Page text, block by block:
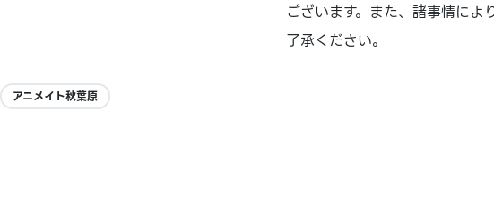
ございます。また、諸事情に
了承ください。
アニメイト秋葉原